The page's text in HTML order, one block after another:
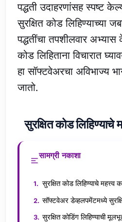
पद्धती उदाहरणांसह स्पष्ट
सुरक्षित कोड लिहिण्याच्या
पद्धतींचा तपशीलवार अभ्यास
कोड लिहिताना विचारात
हा सॉफ्टवेअरचा अविभाज्य
जातो.
सुरक्षित कोड
सामग्री नकाशा
सुरक्षित कोड लिहिण्याचे महत्त्व
सॉफ्टवेअर डेव्हलपमेंटमध्ये
सुरक्षित कोडिंग लिहिण्याची